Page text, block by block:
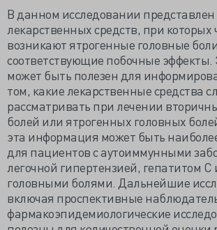
В данном исследовании представлен
лекарственных средств, при которых
возникают ятрогенные головные
соответствующие побочные эффекты.
может быть полезен для
том, какие лекарственные средства
рассматривать при лечении
болей или ятрогенных головных
эта информация может быть
для пациентов с аутоиммунными
легочной гипертензией, гепатитом
головными болями. Дальнейшие
включая проспективные
фармакоэпидемиологические